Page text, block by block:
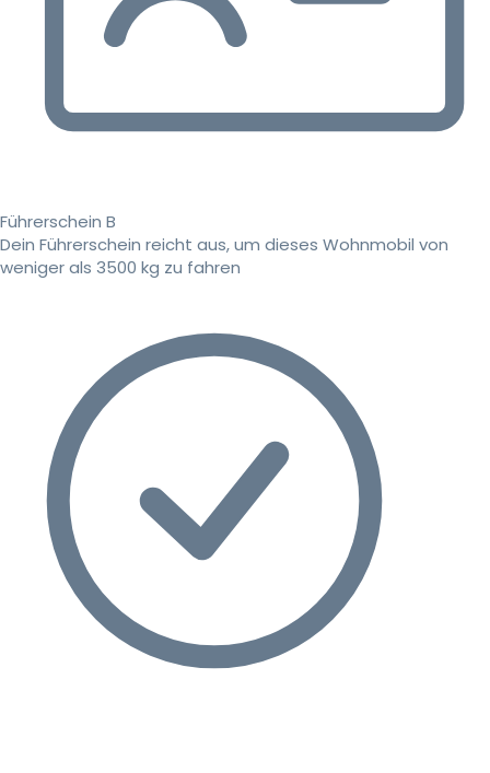
Führerschein B
Dein Führerschein reicht aus, um dieses Wohnmobil von
weniger als 3500 kg zu fahren